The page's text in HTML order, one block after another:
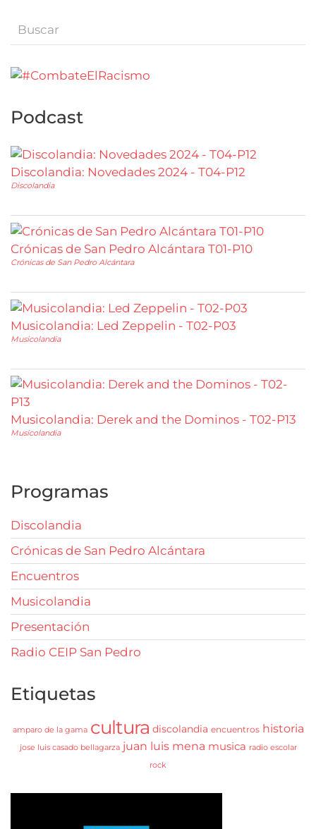
Podcast
Discolandia: Novedades 2024 - T04-P12
Discolandia
Crónicas de San Pedro Alcántara T01-P10
Crónicas de San Pedro Alcántara
Musicolandia: Led Zeppelin - T02-P03
Musicolandia
Musicolandia: Derek and the Dominos - T02-P13
Musicolandia
Programas
Discolandia
Crónicas de San Pedro Alcántara
Encuentros
Musicolandia
Presentación
Radio CEIP San Pedro
Etiquetas
amparo de la gama cultura discolandia encuentros historia
jose luis casado bellagarza juan luis mena musica radio escolar
rock